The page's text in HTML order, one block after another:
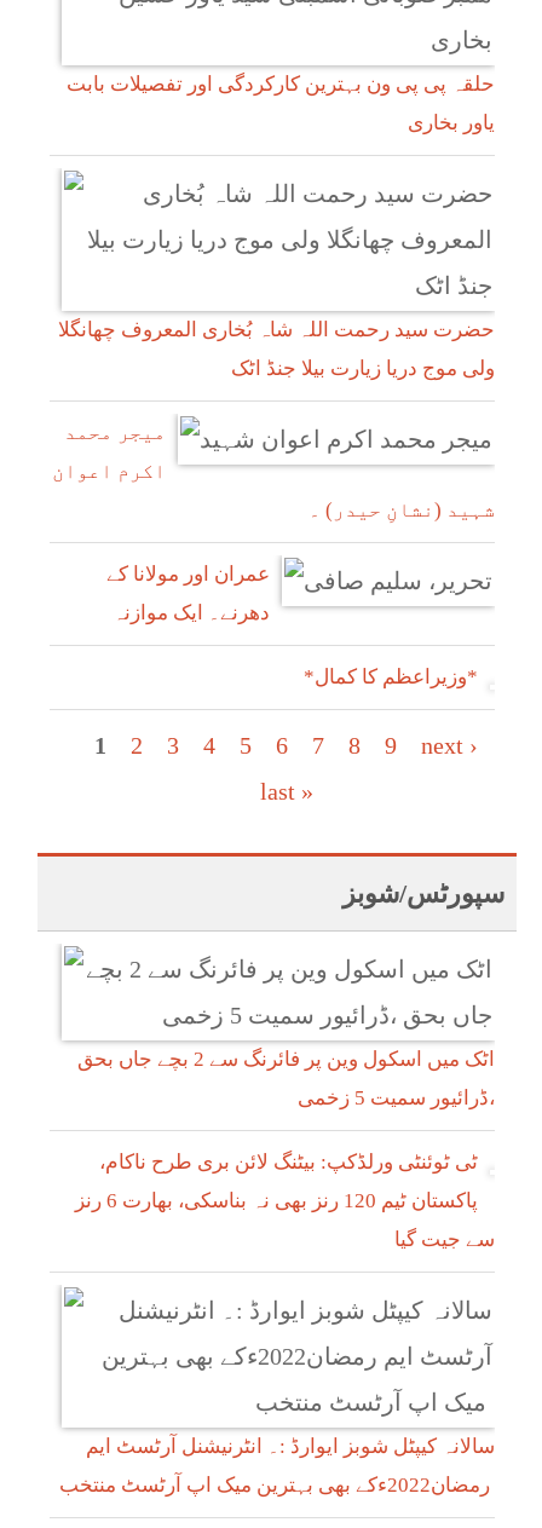
حلقہ پی پی ون بہترین کارکردگی اور تفصیلات بابت
یاور بخاری
حضرت سید رحمت اللہ شاہ بُخاری المعروف چھانگلا
ولی موج دریا زیارت بیلا جنڈ اٹک
میجر محمد
اکرم اعوان
شہید (نشانِ حیدر) ۔
عمران اور مولانا کے
دھرنے۔ ایک موازنہ
*وزیراعظم کا کمال*
Pages
1 2 3 4 5 6 7 8 9
next ›
last »
سپورٹس/شوبز
اٹک میں اسکول وین پر فائرنگ سے 2 بچے جاں بحق
،ڈرائیور سمیت 5 زخمی
ٹی ٹوئنٹی ورلڈکپ: بیٹنگ لائن بری طرح ناکام،
پاکستان ٹیم 120 رنز بھی نہ بناسکی، بھارت 6 رنز
سے جیت گیا
سالانہ کیپٹل شوبز ایوارڈ :۔ انٹرنیشنل آرٹسٹ ایم